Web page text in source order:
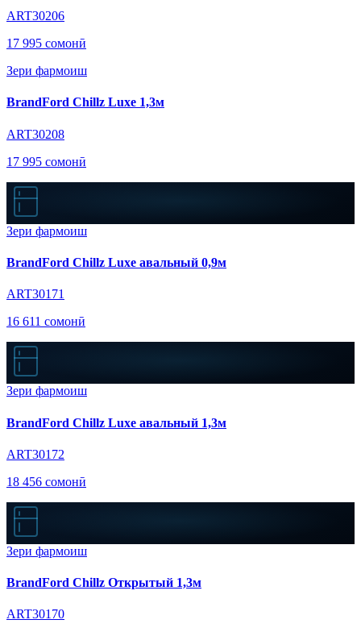
ART30206
17 995 сомонӣ
Зери фармоиш
BrandFord Chillz Luxe 1,3м
ART30208
17 995 сомонӣ
Зери фармоиш
BrandFord Chillz Luxe авальный 0,9м
ART30171
16 611 сомонӣ
Зери фармоиш
BrandFord Chillz Luxe авальный 1,3м
ART30172
18 456 сомонӣ
Зери фармоиш
BrandFord Chillz Открытый 1,3м
ART30170